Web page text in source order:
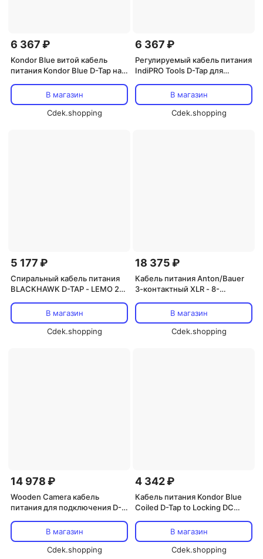
6 367 ₽
Kondor Blue витой кабель
питания Kondor Blue D-Tap на
камер Canon C200/C300 Mark
II
В магазин
Cdek.shopping
6 367 ₽
Регулируемый кабель питания
IndiPRO Tools D-Tap для
В магазин
Cdek.shopping
5 177 ₽
Спиральный кабель питания
BLACKHAWK D-TAP - LEMO 2-
дюйма), черный
В магазин
Cdek.shopping
18 375 ₽
Кабель питания Anton/Bauer
3-контактный XLR - 8-
ALEXA 35 (175 см)
В магазин
Cdek.shopping
14 978 ₽
Wooden Camera кабель
питания для подключения D-
(20 дюймов)В магазин
Cdek.shopping
4 342 ₽
Кабель питания Kondor Blue
Coiled D-Tap to Locking DC
В магазин
Cdek.shopping